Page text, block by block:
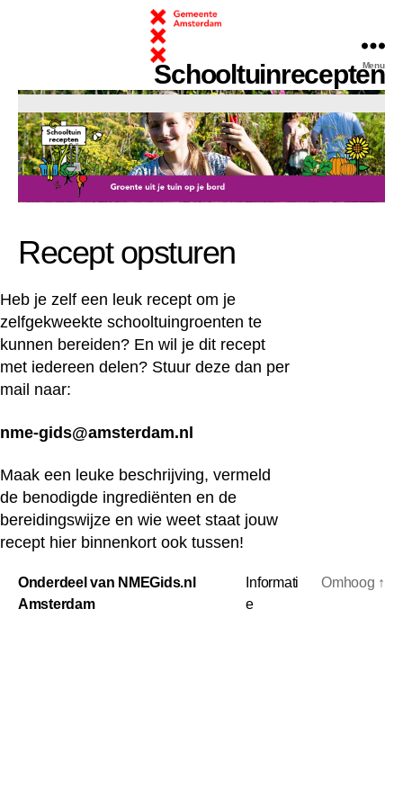
Schooltuinrecepten
Menu
Recept opsturen
Heb je zelf een leuk recept om je
zelfgekweekte schooltuingroenten te
kunnen bereiden? En wil je dit recept
met iedereen delen? Stuur deze dan per
mail naar:
nme-gids@amsterdam.nl
Maak een leuke beschrijving, vermeld
de benodigde ingrediënten en de
bereidingswijze en wie weet staat jouw
recept hier binnenkort ook tussen!
Onderdeel van NMEGids.nl
Amsterdam
Informati
e
Omhoog ↑